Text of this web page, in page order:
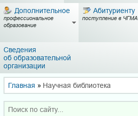
Дополнительное
профессиональное
образование
Абитуриенту
поступление в ЧГМА
Сведения
об образовательной
организации
Главная » Научная библиотека